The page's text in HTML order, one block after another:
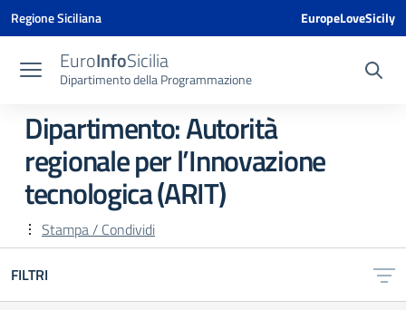
Vai ai contenuti
Vai al menu di navigazione
Vai al footer
Vai al banner delle Cookie Policy
Regione Siciliana EuropeLoveSicily
EuroInfoSicilia
Dipartimento della Programmazione
Dipartimento:Autorità
regionale per l’Innovazione
tecnologica (ARIT)
Stampa / Condividi
FILTRI